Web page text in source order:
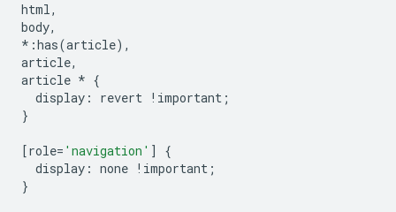
html,
body,
*:has(article),
article,
article * {
display : revert ! important ;
}
[role= 'navigation' ]
{
display : none ! important ;
}